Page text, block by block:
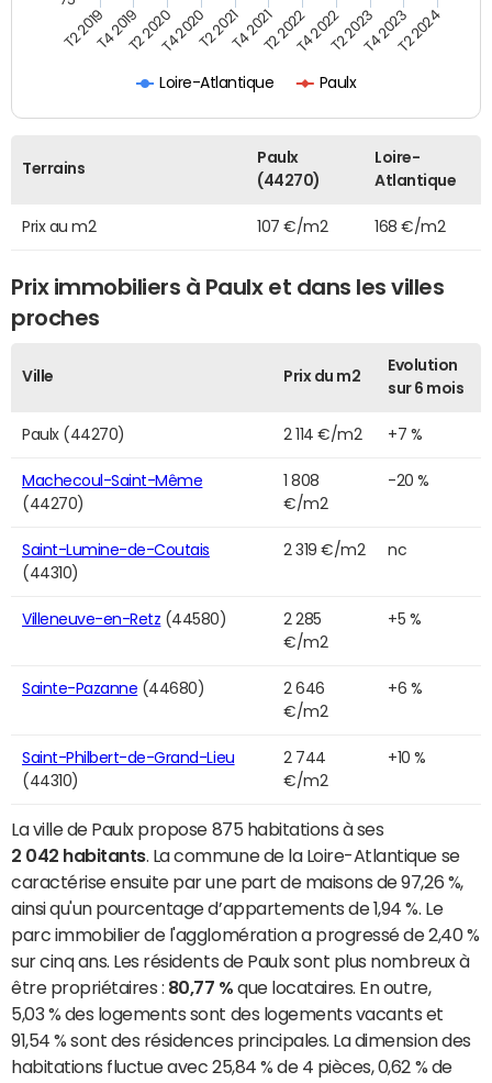
Loire-Atlantique Paulx
T2 2019T4 2019T2 2020T4 2020T2 2021T4 2021T2 2022T4 2022T2 2023T4 2023T2 2024
Terrains
Paulx
(44270)
Loire-
Atlantique
Prix au m2 107 €/m2 168 €/m2
Prix immobiliers à Paulx et dans les villes
proches
Ville Prix du m2
Evolution
sur 6 mois
Paulx (44270) 2 114 €/m2 +7 %
Machecoul-Saint-Même
(44270)
1 808
€/m2
-20 %
Saint-Lumine-de-Coutais
(44310)
2 319 €/m2 nc
Villeneuve-en-Retz (44580)
2 285
€/m2
+5 %
Sainte-Pazanne (44680)
2 646
€/m2
+6 %
Saint-Philbert-de-Grand-Lieu
(44310)
2 744
€/m2
+10 %
La ville de Paulx propose 875 habitations à ses
2 042 habitants. La commune de la Loire-Atlantique se
caractérise ensuite par une part de maisons de 97,26 %,
ainsi qu'un pourcentage d’appartements de 1,94 %. Le
parc immobilier de l'agglomération a progressé de 2,40 %
sur cinq ans. Les résidents de Paulx sont plus nombreux à
être propriétaires : 80,77 % que locataires. En outre,
5,03 % des logements sont des logements vacants et
91,54 % sont des résidences principales. La dimension des
habitations fluctue avec 25,84 % de 4 pièces, 0,62 % de